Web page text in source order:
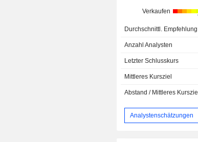
Verkaufen
Durchschnittl. Empfehlung
Anzahl Analysten
Letzter Schlusskurs
Mittleres Kursziel
Abstand / Mittleres Kursziel
Analystenschätzungen